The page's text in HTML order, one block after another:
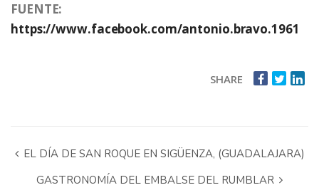
FUENTE:
https://www.facebook.com/antonio.bravo.1961
SHARE
EL DÍA DE SAN ROQUE EN SIGÜENZA, (GUADALAJARA)
GASTRONOMÍA DEL EMBALSE DEL RUMBLAR